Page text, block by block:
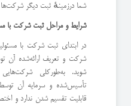
شما درزمینهٔ ثبت دیگر
شرایط و مراحل ثبت شرکت با
در ابتدای ثبت شرکت با
شرکت و تعریف ارائه‌شده آن
شوید. به‌طورکلی
تأسیس‌شده و سرمایه آن
قابلیت تقسیم شدن ندارد و